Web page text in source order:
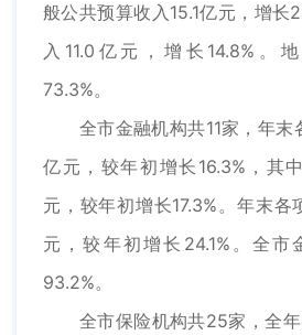
般公共预算收入15.1亿元，增长
入11.0亿元，增长14.8%。
73.3%。
全市金融机构共11家，年末
亿元，较年初增长16.3%，其
元，较年初增长17.3%。年末
元，较年初增长24.1%。全市
93.2%。
全市保险机构共25家，全年